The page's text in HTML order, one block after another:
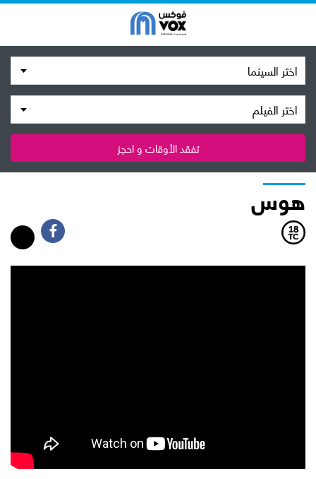
اختر السينما
اختر الفيلم
تفقد الأوقات و احجز
هوس